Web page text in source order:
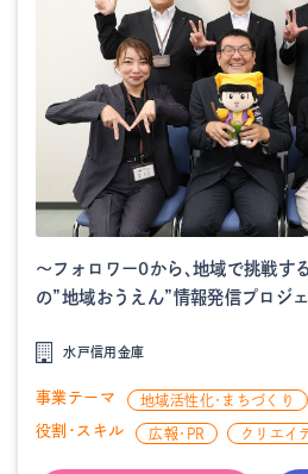
～フォロワー0から、地域で挑戦す
の”地域おうえん”情報発信プロジ
水戸信用金庫
事業テーマ 地域活性化・まちづくり
役割・スキル 広報・PR クリエイ